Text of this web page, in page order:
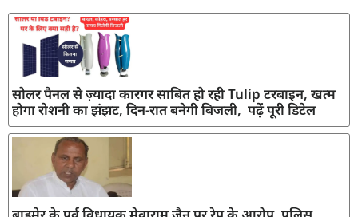
सोलर पैनल से ज़्यादा कारगर साबित हो रही Tulip टरबाइन, खत्म
होगा रोशनी का झंझट, दिन-रात बनेगी बिजली, पढ़ें पूरी डिटेल